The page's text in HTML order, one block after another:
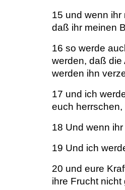
15 und wenn
daß ihr meinen
16 so werde
werden, daß die
werden ihn
17 und ich
euch
18 Und wenn
19 Und ich
20 und eure
ihre Frucht nicht